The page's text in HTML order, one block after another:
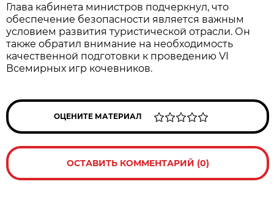
Глава кабинета министров подчеркнул, что
обеспечение безопасности является важным
условием развития туристической отрасли. Он
также обратил внимание на необходимость
качественной подготовки к проведению VI
Всемирных игр кочевников.
ОЦЕНИТЕ МАТЕРИАЛ
ОСТАВИТЬ КОММЕНТАРИЙ (0)